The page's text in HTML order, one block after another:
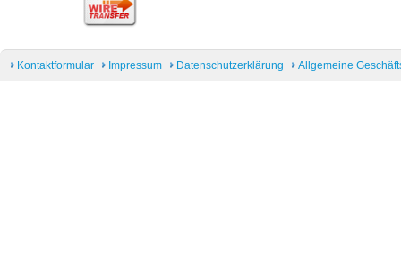
Kontaktformular Impressum Datenschutzerklärung Allgemeine